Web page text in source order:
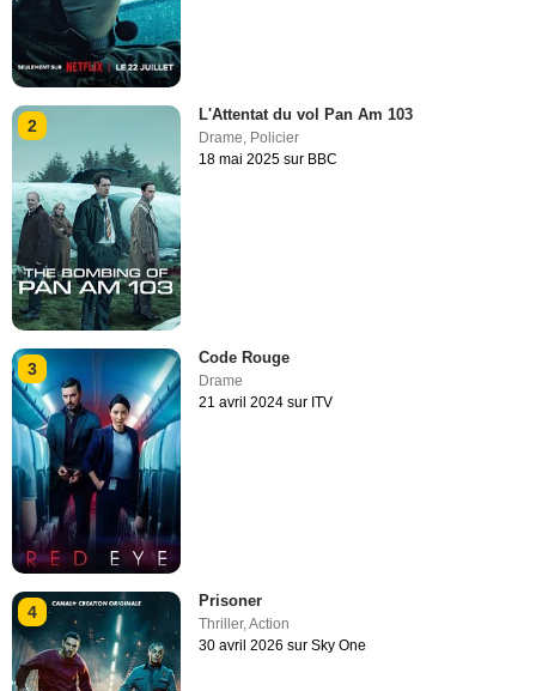
2
L'Attentat du vol Pan Am 103
Drame Policier
18 mai 2025 sur BBC
3
Code Rouge
Drame
21 avril 2024 sur ITV
4
Prisoner
Thriller,Action
30 avril 2026 sur Sky One